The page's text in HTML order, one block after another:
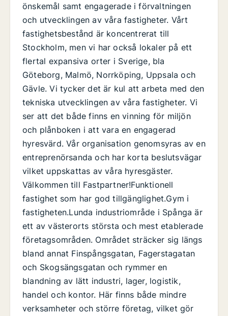
önskemål samt engagerade i förvaltningen
och utvecklingen av våra fastigheter. Vårt
fastighetsbestånd är koncentrerat till
Stockholm, men vi har också lokaler på ett
flertal expansiva orter i Sverige, bla
Göteborg, Malmö, Norrköping, Uppsala och
Gävle. Vi tycker det är kul att arbeta med den
tekniska utvecklingen av våra fastigheter. Vi
ser att det både finns en vinning för miljön
och plånboken i att vara en engagerad
hyresvärd. Vår organisation genomsyras av en
entreprenörsanda och har korta beslutsvägar
vilket uppskattas av våra hyresgäster.
Välkommen till Fastpartner!Funktionell
fastighet som har god tillgänglighet.Gym i
fastigheten.Lunda industriområde i Spånga är
ett av västerorts största och mest etablerade
företagsområden. Området sträcker sig längs
bland annat Finspångsgatan, Fagerstagatan
och Skogsängsgatan och rymmer en
blandning av lätt industri, lager, logistik,
handel och kontor. Här finns både mindre
verksamheter och större företag, vilket gör